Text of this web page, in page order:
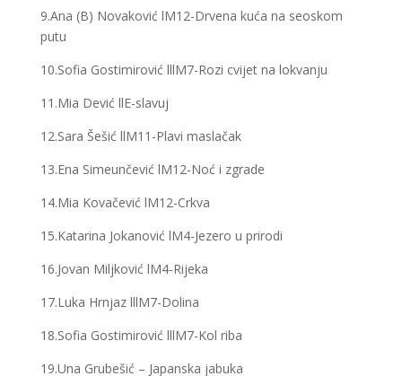
9.Ana (B) Novaković lM12-Drvena kuća na seoskom
putu
10.Sofia Gostimirović lllM7-Rozi cvijet na lokvanju
11.Mia Dević llE-slavuj
12.Sara Šešić llM11-Plavi maslačak
13.Ena Simeunčević lM12-Noć i zgrade
14.Mia Kovačević lM12-Crkva
15.Katarina Jokanović lM4-Jezero u prirodi
16.Jovan Miljković lM4-Rijeka
17.Luka Hrnjaz lllM7-Dolina
18.Sofia Gostimirović lllM7-Kol riba
19.Una Grubešić – Japanska jabuka